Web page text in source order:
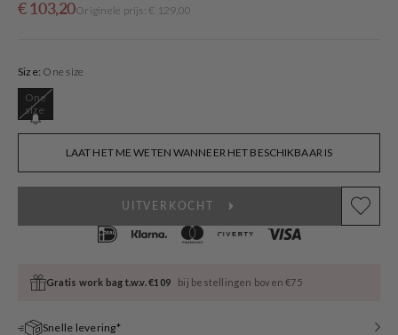
Sale
€ 103,20
OrigineleOriginele prijs: € 129,00
Size: One size
One
sizeVariant
sold
out
unavailableLAAT HET ME WETEN WANNEER HET BESCHIKBAAR IS
UITVERKOCHT
Gratis work bag t.w.v. €109 bij bestellingen boven €75
Snelle levering*